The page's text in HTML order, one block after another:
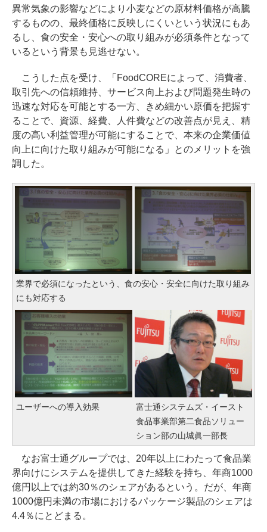
異常気象の影響などにより小麦などの原材料価格が高騰
するものの、最終価格に反映しにくいという状況にもあ
るし、食の安全・安心への取り組みが必須条件となって
いるという背景も見逃せない。
こうした点を受け、「FoodCOREによって、消費者、
取引先への信頼維持、サービス向上および問題発生時の
迅速な対応を可能とする一方、きめ細かい原価を把握す
ることで、資源、経費、人件費などの改善点が見え、精
度の高い利益管理が可能にすることで、本来の企業価値
向上に向けた取り組みが可能になる」とのメリットを強
調した。
業界で必須になったという、食の安心・安全に向けた取り組み
にも対応する
ユーザーへの導入効果
富士通システムズ・イースト
食品事業部第二食品ソリュー
ション部の山城眞一部長
なお富士通グループでは、20年以上にわたって食品業
界向けにシステムを提供してきた経験を持ち、年商1000
億円以上では約30％のシェアがあるという。だが、年商
1000億円未満の市場におけるパッケージ製品のシェアは
4.4％にとどまる。